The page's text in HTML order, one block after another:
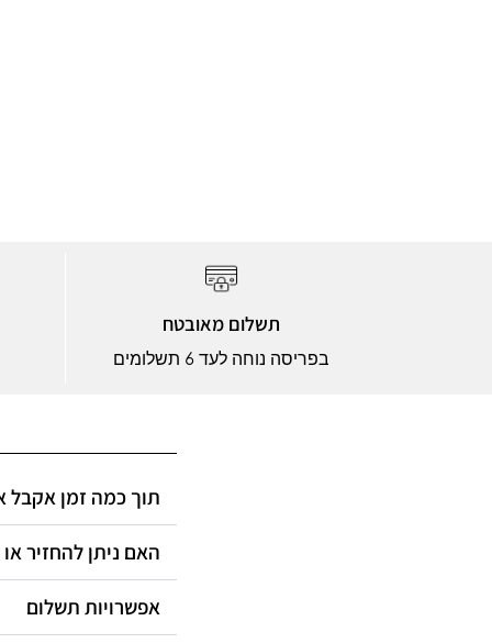
תשלום מאובטח
בפריסה נוחה לעד 6 תשלומים
תוך כמה זמן אקבל
האם ניתן להחזיר
אפשרויות תשלום